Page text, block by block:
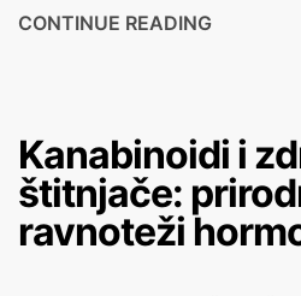
CONTINUE READING
Kanabinoidi i
štitnjače:
ravnoteži